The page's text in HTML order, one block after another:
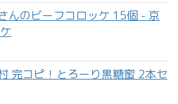
んのビーフコロッケ 15個 - 京
完コピ！とろーり黒糖蜜 2本セ